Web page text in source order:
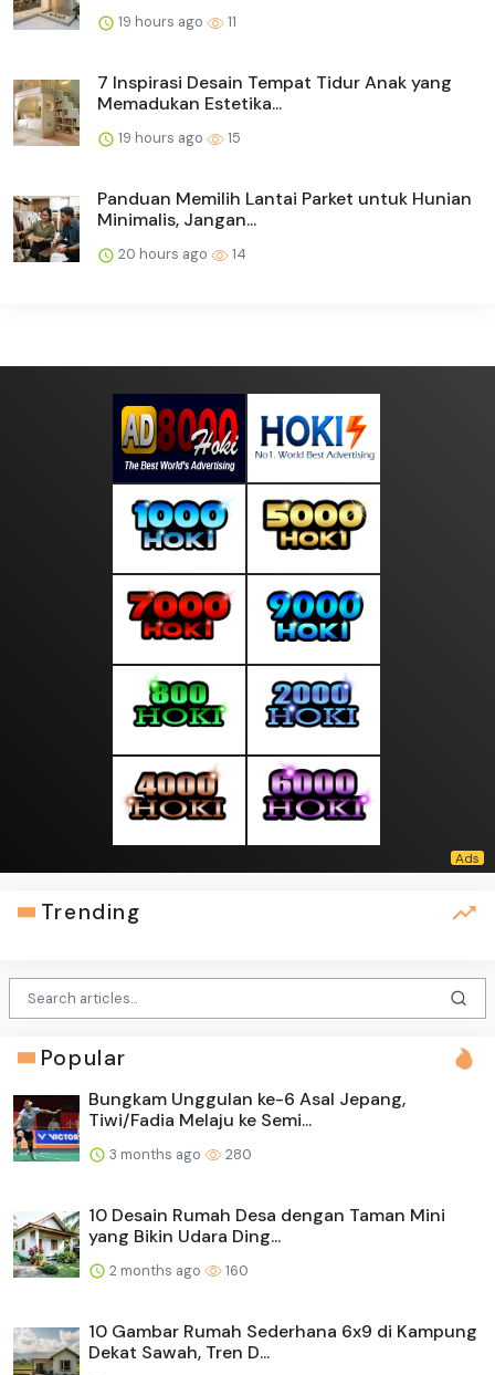
19 hours ago 11
7 Inspirasi Desain Tempat Tidur Anak yang
Memadukan Estetika...
19 hours ago 15
Panduan Memilih Lantai Parket untuk Hunian
Minimalis, Jangan...
20 hours ago 14
Trending
Popular
Bungkam Unggulan ke-6 Asal Jepang,
Tiwi/Fadia Melaju ke Semi...
3 months ago 280
10 Desain Rumah Desa dengan Taman Mini
yang Bikin Udara Ding...
2 months ago 160
10 Gambar Rumah Sederhana 6x9 di Kampung
Dekat Sawah, Tren D...